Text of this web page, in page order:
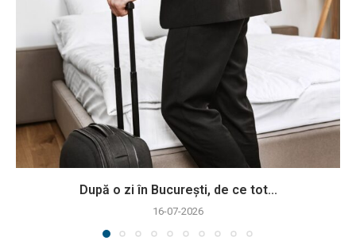
După o zi în București, de ce tot...
16-07-2026